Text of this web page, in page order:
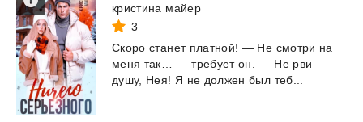
кристина майер
3
Скоро станет платной! — Не смотри на
меня так… — требует он. — Не рви
душу, Нея! Я не должен был теб...